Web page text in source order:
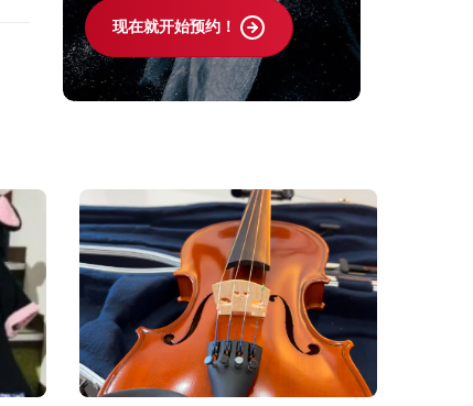
现在就开始预约！